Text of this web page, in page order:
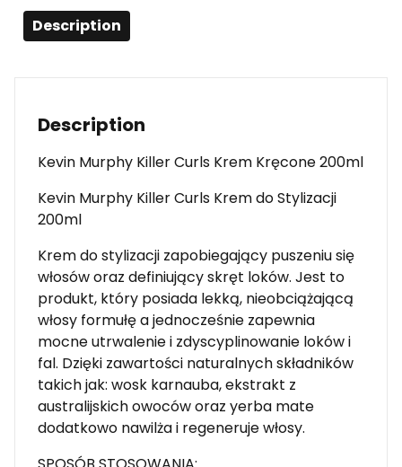
Description
Description
Kevin Murphy Killer Curls Krem Kręcone 200ml
Kevin Murphy Killer Curls Krem do Stylizacji
200ml
Krem do stylizacji zapobiegający puszeniu się
włosów oraz definiujący skręt loków. Jest to
produkt, który posiada lekką, nieobciążającą
włosy formułę a jednocześnie zapewnia
mocne utrwalenie i zdyscyplinowanie loków i
fal. Dzięki zawartości naturalnych składników
takich jak: wosk karnauba, ekstrakt z
australijskich owoców oraz yerba mate
dodatkowo nawilża i regeneruje włosy.